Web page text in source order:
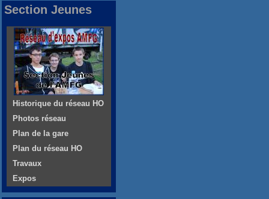
Section Jeunes
Historique du réseau HO
Photos réseau
Plan de la gare
Plan du réseau HO
Travaux
Expos